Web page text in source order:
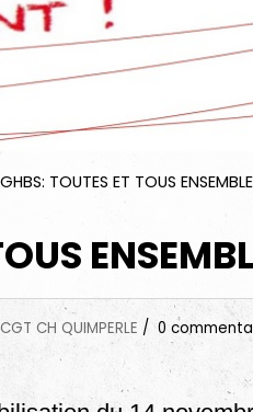
GHBS: TOUTES ET TOUS
CGT CH QUIMPERLE 0